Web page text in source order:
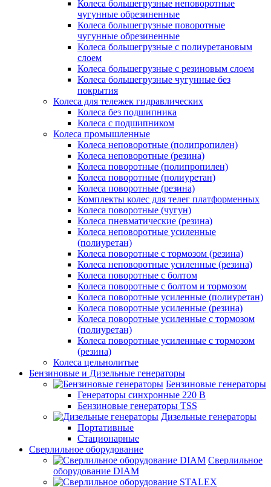
Колеса большегрузные неповоротные
чугунные обрезиненные
Колеса большегрузные поворотные
чугунные обрезиненные
Колеса большегрузные с полиуретановым
слоем
Колеса большегрузные с резиновым слоем
Колеса большегрузные чугунные без
покрытия
Колеса для тележек гидравлических
Колеса без подшипника
Колеса с подшипником
Колеса промышленные
Колеса неповоротные (полипропилен)
Колеса неповоротные (резина)
Колеса поворотные (полипропилен)
Колеса поворотные (полиуретан)
Колеса поворотные (резина)
Комплекты колес для телег платформенных
Колеса поворотные (чугун)
Колеса пневматические (резина)
Колеса неповоротные усиленные
(полиуретан)
Колеса поворотные c тормозом (резина)
Колеса неповоротные усиленные (резина)
Колеса поворотные с болтом
Колеса поворотные с болтом и тормозом
Колеса поворотные усиленные (полиуретан)
Колеса поворотные усиленные (резина)
Колеса поворотные усиленные с тормозом
(полиуретан)
Колеса поворотные усиленные с тормозом
(резина)
Колеса цельнолитые
Бензиновые и Дизельные генераторы
Бензиновые генераторы
Генераторы синхронные 220 В
Бензиновые генераторы TSS
Дизельные генераторы
Портативные
Стационарные
Сверлильное оборудование
Сверлильное
оборудование DIAM